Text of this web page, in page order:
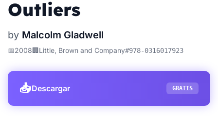
Outliers
by Malcolm Gladwell
📅2008🏢Little, Brown and Company#978-0316017923
📥Descargar GRATIS